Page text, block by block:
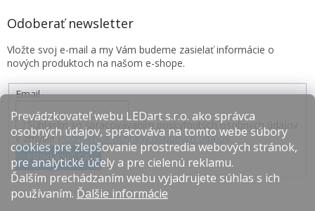
Prevádzkovateľ webu LEDart s.r.o. ako správca
osobných údajov, spracováva na tomto webe súbory
cookies pre zlepšovanie prostredia webových stránok,
pre analytické účely a pre cielenú reklamu.
Ďalším prechádzaním webu vyjadrujete súhlas s ich
používaním. Ďalšie informácie
Odoberať newsletter
Vložte svoj e-mail a my Vám budeme zasielať informácie o
nových produktoch na našom e-shope.
Email
Súhlasím so spracovávaním poskytnutých osobných údajov
v zmysle Podmienok ochrany osobných údajov.
PRIHLÁSIŤ SA